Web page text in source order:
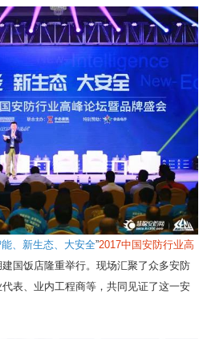
能、新生态、大安全”2017中国安防行业高
国饭店隆重举行。现场汇聚了众多安防
表、业内工程商等，共同见证了这一安